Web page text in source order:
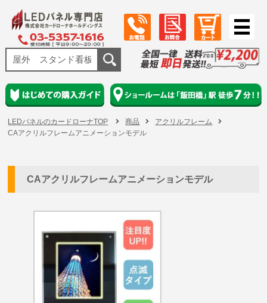
LEDパネルのカードローナTOP 商品
アクリルフレーム
CAアクリルフレームアニメーションモデル
CAアクリルフレームアニメーションモデル